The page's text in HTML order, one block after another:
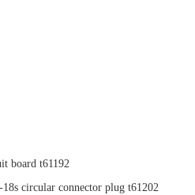
board t61192
circular connector plug t61202